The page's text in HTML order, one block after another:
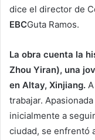
dice el director de
EBCGuta Ramos.
La obra cuenta la
Zhou Yiran), una
en Altay, Xinjiang.
trabajar.
inicialmente a
ciudad, se enfrentó